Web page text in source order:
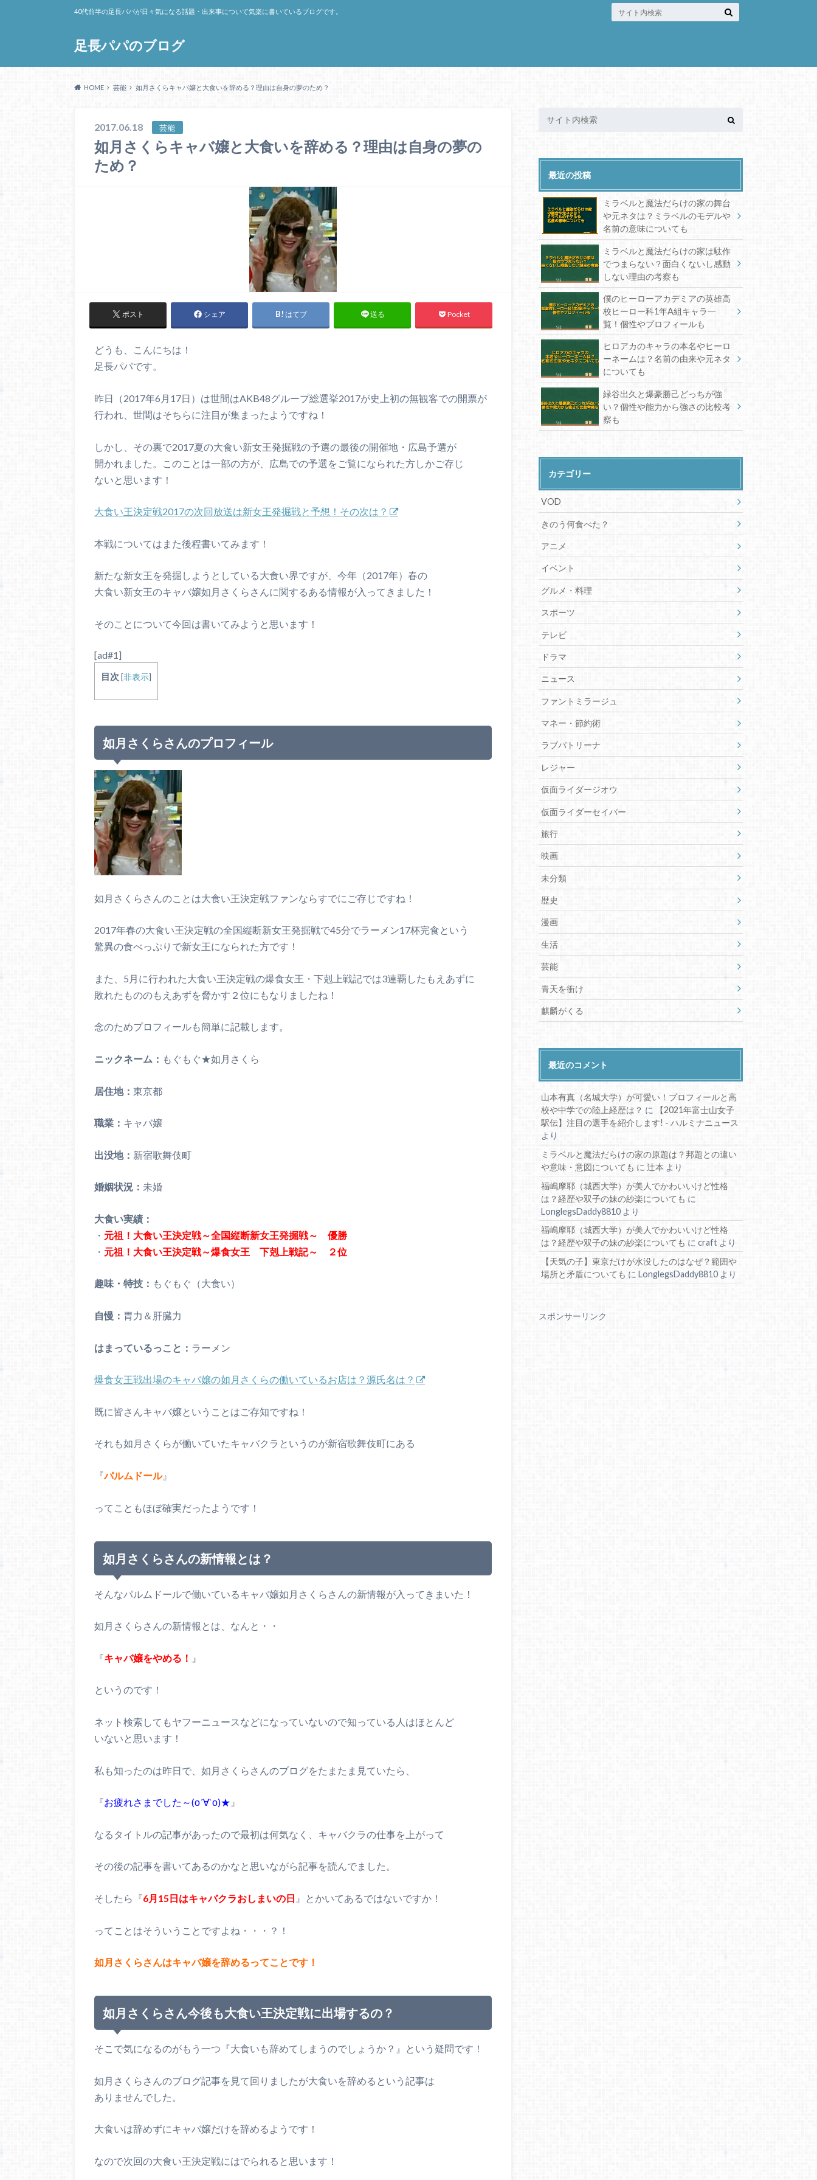
足長パパのブログ
40代前半の足長パパが日々気になる話題・出来事について気楽に書いているブログです。
HOME 芸能 如月さくらキャバ嬢と大食いを辞める？理由は自身の夢のため？
2017.06.18 芸能
如月さくらキャバ嬢と大食いを辞める？理由は自身の夢の
ため？
ポスト シェア はてブ 送る Pocket
どうも、こんにちは！
足長パパです。
昨日（2017年6月17日）は世間はAKB48グループ総選挙2017が史上初の無観客での開票が
行われ、世間はそちらに注目が集まったようですね！
しかし、その裏で2017夏の大食い新女王発掘戦の予選の最後の開催地・広島予選が
開かれました。このことは一部の方が、広島での予選をご覧になられた方しかご存じ
ないと思います！
大食い王決定戦2017の次回放送は新女王発掘戦と予想！その次は？
本戦についてはまた後程書いてみます！
新たな新女王を発掘しようとしている大食い界ですが、今年（2017年）春の
大食い新女王のキャバ嬢如月さくらさんに関するある情報が入ってきました！
そのことについて今回は書いてみようと思います！
[ad#1]
目次 [非表示]
如月さくらさんのプロフィール
如月さくらさんのことは大食い王決定戦ファンならすでにご存じですね！
2017年春の大食い王決定戦の全国縦断新女王発掘戦で45分でラーメン17杯完食という
驚異の食べっぷりで新女王になられた方です！
また、5月に行われた大食い王決定戦の爆食女王・下剋上戦記では3連覇したもえあずに
敗れたもののもえあずを脅かす２位にもなりましたね！
念のためプロフィールも簡単に記載します。
ニックネーム： もぐもぐ★如月さくら
居住地： 東京都
職業： キャバ嬢
出没地： 新宿歌舞伎町
婚姻状況： 未婚
大食い実績：
・ 元祖！大食い王決定戦～全国縦断新女王発掘戦～ 優勝
・ 元祖！大食い王決定戦～爆食女王 下剋上戦記～ ２位
趣味・特技： もぐもぐ（大食い）
自慢： 胃力＆肝臓力
はまっているっこと： ラーメン
爆食女王戦出場のキャバ嬢の如月さくらの働いているお店は？源氏名は？
既に皆さんキャバ嬢ということはご存知ですね！
それも如月さくらが働いていたキャバクラというのが新宿歌舞伎町にある
『パルムドール』
ってこともほぼ確実だったようです！
如月さくらさんの新情報とは？
そんなパルムドールで働いているキャバ嬢如月さくらさんの新情報が入ってきまいた！
如月さくらさんの新情報とは、なんと・・
『キャバ嬢をやめる！ 』
というのです！
ネット検索してもヤフーニュースなどになっていないので知っている人はほとんど
いないと思います！
私も知ったのは昨日で、如月さくらさんのブログをたまたま見ていたら、
『お疲れさまでした～(о´∀`о)★ 』
なるタイトルの記事があったので最初は何気なく、キャバクラの仕事を上がって
その後の記事を書いてあるのかなと思いながら記事を読んでました。
そしたら『6月15日はキャバクラおしまいの日 』とかいてあるではないですか！
ってことはそういうことですよね・・・？！
如月さくらさんはキャバ嬢を辞めるってことです！
如月さくらさん今後も大食い王決定戦に出場するの？
そこで気になるのがもう一つ『大食いも辞めてしまうのでしょうか？』という疑問です！
如月さくらさんのブログ記事を見て回りましたが大食いを辞めるという記事は
ありませんでした。
大食いは辞めずにキャバ嬢だけを辞めるようです！
なので次回の大食い王決定戦にはでられると思います！
最近の投稿
ミラベルと魔法だらけの家の舞台
や元ネタは？ミラベルのモデルや
名前の意味についても
ミラベルと魔法だらけの家は駄作
でつまらない？面白くないし感動
しない理由の考察も
僕のヒーローアカデミアの英雄高
校ヒーロー科1年A組キャラ一
覧！個性やプロフィールも
ヒロアカのキャラの本名やヒーロ
ーネームは？名前の由来や元ネタ
についても
緑谷出久と爆豪勝己どっちが強
い？個性や能力から強さの比較考
察も
カテゴリー
VOD
きのう何食べた？
アニメ
イベント
グルメ・料理
スポーツ
テレビ
ドラマ
ニュース
ファントミラージュ
マネー・節約術
ラブパトリーナ
レジャー
仮面ライダージオウ
仮面ライダーセイバー
旅行
映画
未分類
歴史
漫画
生活
芸能
青天を衝け
麒麟がくる
最近のコメント
山本有真（名城大学）が可愛い！プロフィールと高
校や中学での陸上経歴は？ に
【2021年富士山女子
駅伝】注目の選手を紹介します! - ハルミナニュース
より
ミラベルと魔法だらけの家の原題は？邦題との違い
や意味・意図についても に辻本 より
福嶋摩耶（城西大学）が美人でかわいいけど性格
は？経歴や双子の妹の紗楽についても に
LonglegsDaddy8810 より
福嶋摩耶（城西大学）が美人でかわいいけど性格
は？経歴や双子の妹の紗楽についても にcraft より
【天気の子】東京だけが水没したのはなぜ？範囲や
場所と矛盾についても にLonglegsDaddy8810 より
スポンサーリンク